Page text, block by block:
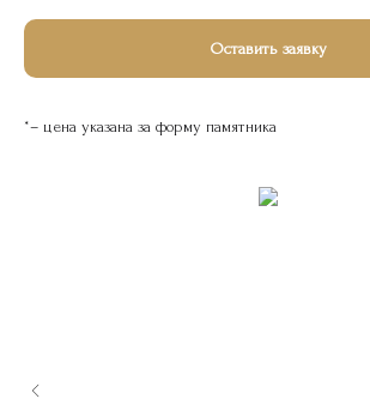
Оставить заявку
*– цена указана за форму памятника